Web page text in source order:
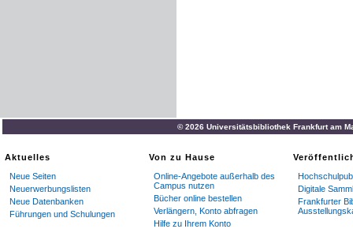
© 2026 Universitätsbibliothek Frankfurt am
Aktuelles
Neue Seiten
Neuerwerbungslisten
Neue Datenbanken
Führungen und Schulungen
Von zu Hause
Online-Angebote außerhalb des
Campus nutzen
Bücher online bestellen
Verlängern, Konto abfragen
Hilfe zu Ihrem Konto
Digitale
Frankfurter